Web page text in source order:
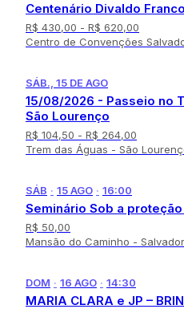
Centenário Divaldo Franco
R$ 430,00 - R$ 620,00
Centro de Convenções
SÁB., 15 DE AGO
15/08/2026 - Passeio no
São Lourenço
R$ 104,50 - R$ 264,00
Trem das Águas - São
SÁB · 15 AGO · 16:00
Seminário Sob a
R$ 50,00
Mansão do Caminho - Salvador
DOM · 16 AGO · 14:30
MARIA CLARA e JP –